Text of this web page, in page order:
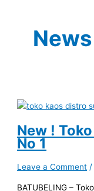
News
New !
No 1
Leave a Comment /
BATUBELING –